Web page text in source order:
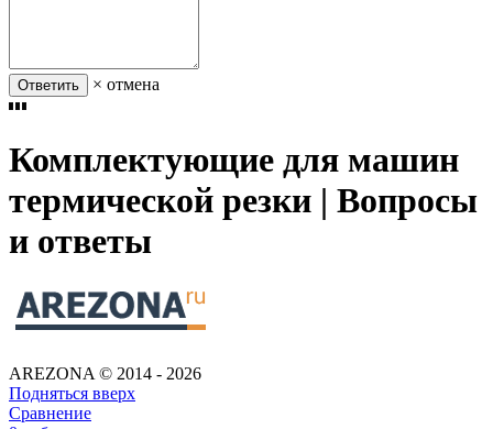
Ответить × отмена
Комплектующие для машин
термической резки | Вопросы
и ответы
AREZONA © 2014 - 2026
Подняться вверх
Сравнение